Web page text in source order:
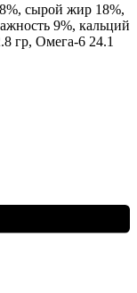
сырой жир 18%,
9%, кальций
гр, Омега-6 24.1